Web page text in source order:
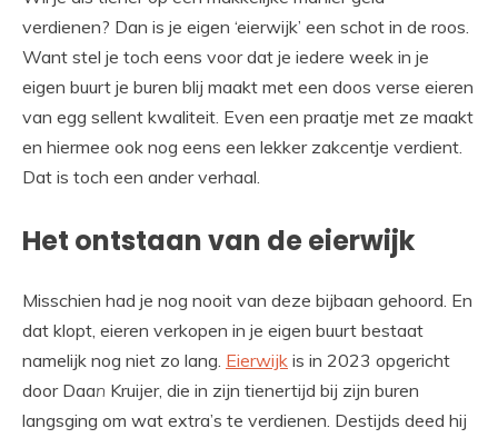
verdienen? Dan is je eigen ‘eierwijk’ een schot in de roos.
Want stel je toch eens voor dat je iedere week in je
eigen buurt je buren blij maakt met een doos verse eieren
van egg sellent kwaliteit. Even een praatje met ze maakt
en hiermee ook nog eens een lekker zakcentje verdient.
Dat is toch een ander verhaal.
Het ontstaan van de eierwijk
Misschien had je nog nooit van deze bijbaan gehoord. En
dat klopt, eieren verkopen in je eigen buurt bestaat
namelijk nog niet zo lang. Eierwijk is in 2023 opgericht
door Daan Kruijer, die in zijn tienertijd bij zijn buren
langsging om wat extra’s te verdienen. Destijds deed hij